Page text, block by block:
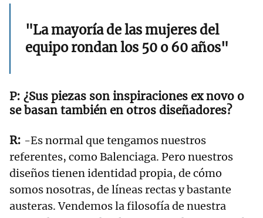
"La mayoría de las mujeres del
equipo rondan los 50 o 60 años"
¿Sus piezas son inspiraciones ex novo o
se basan también en otros diseñadores?
-Es normal que tengamos nuestros
referentes, como Balenciaga. Pero nuestros
diseños tienen identidad propia, de cómo
somos nosotras, de líneas rectas y bastante
austeras. Vendemos la filosofía de nuestra